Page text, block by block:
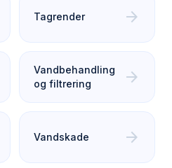
Tagrender arrow_forward
Vandbehandling
og filtrering
arrow_forward
Vandskade arrow_forward